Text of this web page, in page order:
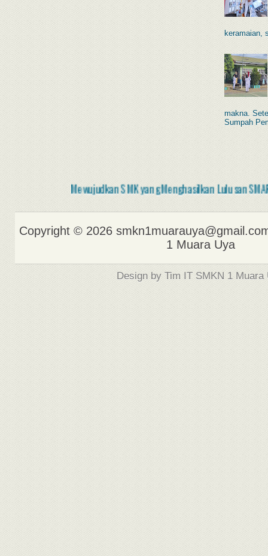
keramaian,
makna.
Sumpah
Mewujudkan SMK yang Menghasilkan Lulusan SMART,
Copyright © 2026
1 Muara Uya
Design by Tim IT SMKN 1 Muara